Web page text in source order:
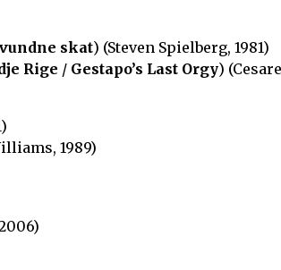
skat) (Steven Spielberg, 1981)
Rige / Gestapo’s Last Orgy)
1989)